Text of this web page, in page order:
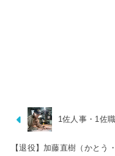
1佐人事・1佐
【退役】加藤直樹（かとう